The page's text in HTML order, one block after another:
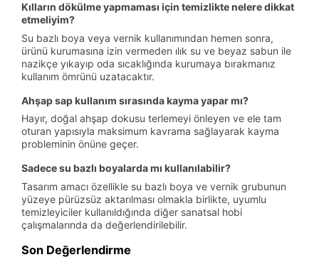
Kılların dökülme yapmaması için temizlikte nelere dikkat
etmeliyim?
Su bazlı boya veya vernik kullanımından hemen sonra,
ürünü kurumasına izin vermeden ılık su ve beyaz sabun ile
nazikçe yıkayıp oda sıcaklığında kurumaya bırakmanız
kullanım ömrünü uzatacaktır.
Ahşap sap kullanım sırasında kayma yapar mı?
Hayır, doğal ahşap dokusu terlemeyi önleyen ve ele tam
oturan yapısıyla maksimum kavrama sağlayarak kayma
probleminin önüne geçer.
Sadece su bazlı boyalarda mı kullanılabilir?
Tasarım amacı özellikle su bazlı boya ve vernik grubunun
yüzeye pürüzsüz aktarılması olmakla birlikte, uyumlu
temizleyiciler kullanıldığında diğer sanatsal hobi
çalışmalarında da değerlendirilebilir.
Son Değerlendirme